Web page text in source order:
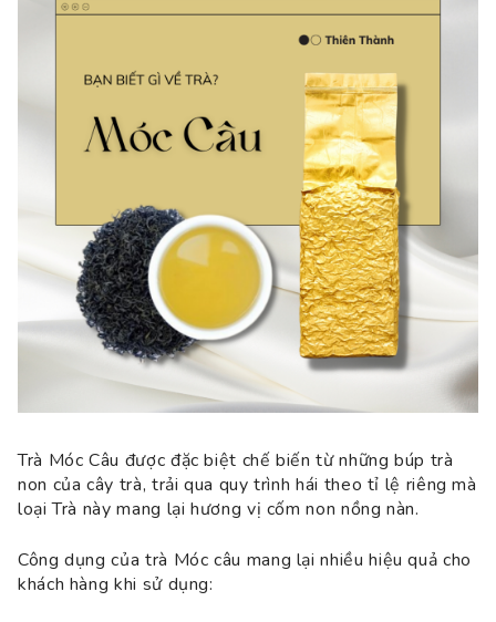
Trà Móc Câu được đặc biệt chế biến từ những búp trà
non của cây trà, trải qua quy trình hái theo tỉ lệ riêng mà
loại Trà này mang lại hương vị cốm non nồng nàn.
Công dụng của trà Móc câu mang lại nhiều hiệu quả cho
khách hàng khi sử dụng: